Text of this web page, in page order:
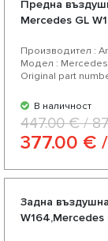
съотношение
разнообразие
автомобил.
Предна
Mercedes GL
Производител :
Модел : Mercedes
Original part
В наличност
447.00 € /
377.00 €
Задна
W164,Mercedes